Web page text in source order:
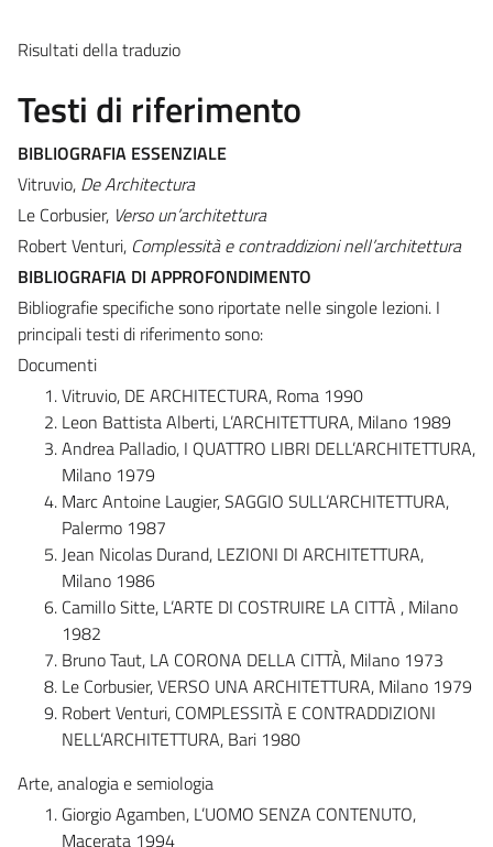
Risultati della traduzio
Testi di riferimento
BIBLIOGRAFIA ESSENZIALE
Vitruvio, De Architectura
Le Corbusier, Verso un’architettura
Robert Venturi, Complessità e contraddizioni nell’architettura
BIBLIOGRAFIA DI APPROFONDIMENTO
Bibliografie specifiche sono riportate nelle singole lezioni. I
principali testi di riferimento sono:
Documenti
Vitruvio, DE ARCHITECTURA, Roma 1990
Leon Battista Alberti, L’ARCHITETTURA, Milano 1989
Andrea Palladio, I QUATTRO LIBRI DELL’ARCHITETTURA,
Milano 1979
Marc Antoine Laugier, SAGGIO SULL’ARCHITETTURA,
Palermo 1987
Jean Nicolas Durand, LEZIONI DI ARCHITETTURA,
Milano 1986
Camillo Sitte, L’ARTE DI COSTRUIRE LA CITTÀ , Milano
1982
Bruno Taut, LA CORONA DELLA CITTÀ, Milano 1973
Le Corbusier, VERSO UNA ARCHITETTURA, Milano 1979
Robert Venturi, COMPLESSITÀ E CONTRADDIZIONI
NELL’ARCHITETTURA, Bari 1980
Arte, analogia e semiologia
Giorgio Agamben, L’UOMO SENZA CONTENUTO,
Macerata 1994